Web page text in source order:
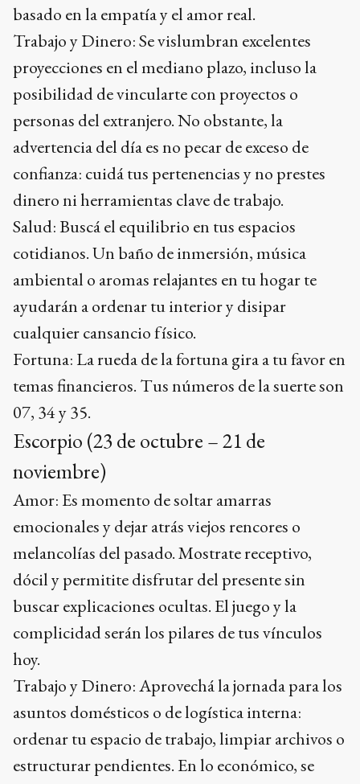
basado en la empatía y el amor real.
Trabajo y Dinero: Se vislumbran excelentes
proyecciones en el mediano plazo, incluso la
posibilidad de vincularte con proyectos o
personas del extranjero. No obstante, la
advertencia del día es no pecar de exceso de
confianza: cuidá tus pertenencias y no prestes
dinero ni herramientas clave de trabajo.
Salud: Buscá el equilibrio en tus espacios
cotidianos. Un baño de inmersión, música
ambiental o aromas relajantes en tu hogar te
ayudarán a ordenar tu interior y disipar
cualquier cansancio físico.
Fortuna: La rueda de la fortuna gira a tu favor en
temas financieros. Tus números de la suerte son
07, 34 y 35.
Escorpio (23 de octubre – 21 de
noviembre)
Amor: Es momento de soltar amarras
emocionales y dejar atrás viejos rencores o
melancolías del pasado. Mostrate receptivo,
dócil y permitite disfrutar del presente sin
buscar explicaciones ocultas. El juego y la
complicidad serán los pilares de tus vínculos
hoy.
Trabajo y Dinero: Aprovechá la jornada para los
asuntos domésticos o de logística interna:
ordenar tu espacio de trabajo, limpiar archivos o
estructurar pendientes. En lo económico, se